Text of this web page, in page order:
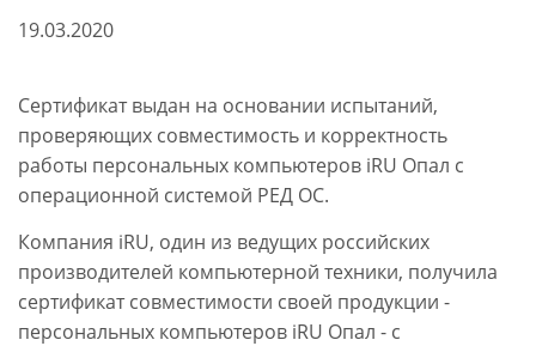
19.03.2020
Сертификат выдан на основании испытаний,
проверяющих совместимость и корректность
работы персональных компьютеров iRU Опал с
операционной системой РЕД ОС.
Компания iRU, один из ведущих российских
производителей компьютерной техники, получила
сертификат совместимости своей продукции -
персональных компьютеров iRU Опал - с